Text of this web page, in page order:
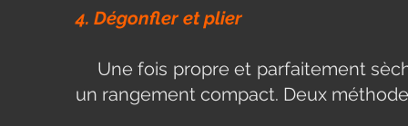
4. Dégonfler et plier
Une fois propre et parfaitement
un rangement compact. Deux